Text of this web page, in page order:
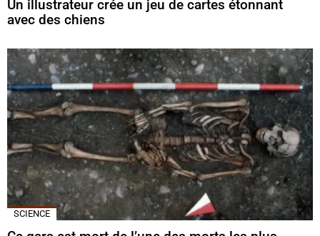
Un illustrateur crée un jeu de cartes étonnant
avec des chiens
SCIENCE